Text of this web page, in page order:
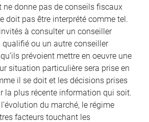
ne donne pas de conseils fiscaux
doit pas être interprété comme tel.
à consulter un conseiller
ou un autre conseiller
prévoient mettre en oeuvre une
situation particulière sera prise en
il se doit et les décisions prises
la plus récente information qui soit.
du marché, le régime
facteurs touchant les